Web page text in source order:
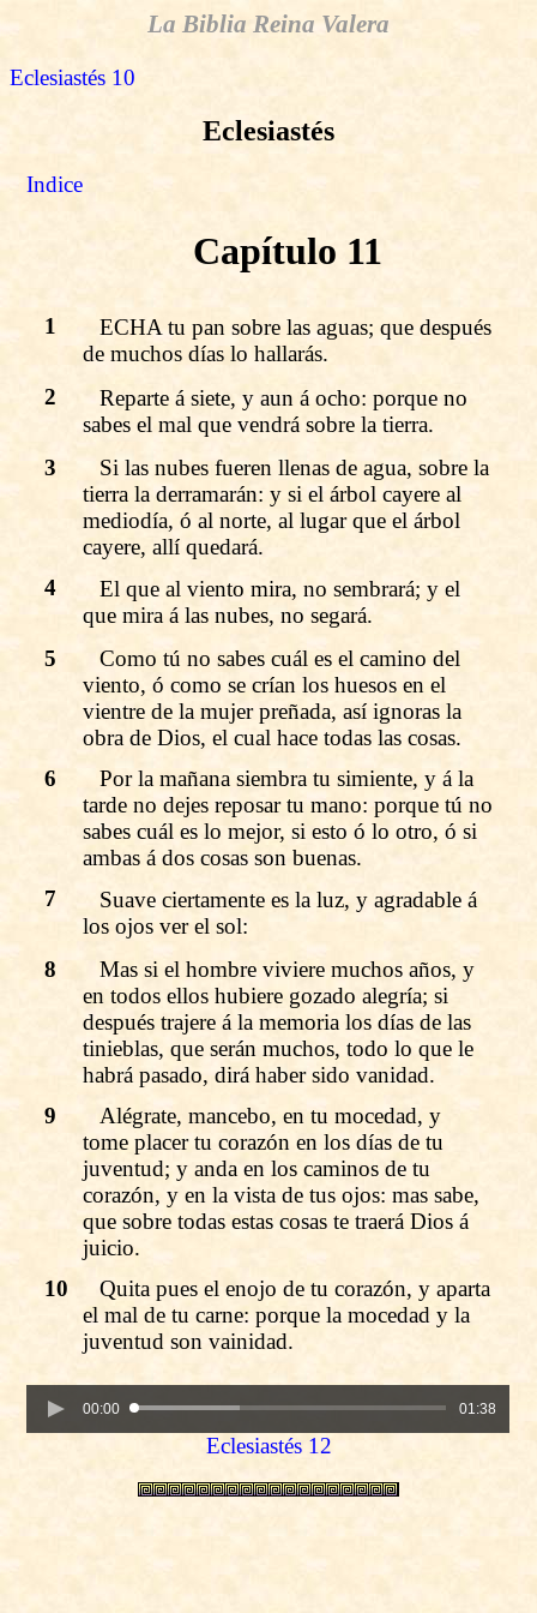
La Biblia Reina Valera
Eclesiastés 10
Eclesiastés
Indice
Capítulo 11
1
ECHA tu pan sobre las aguas; que después
de muchos días lo hallarás.
2
Reparte á siete, y aun á ocho: porque no
sabes el mal que vendrá sobre la tierra.
3
Si las nubes fueren llenas de agua, sobre la
tierra la derramarán: y si el árbol cayere al
mediodía, ó al norte, al lugar que el árbol
cayere, allí quedará.
4
El que al viento mira, no sembrará; y el
que mira á las nubes, no segará.
5
Como tú no sabes cuál es el camino del
viento, ó como se crían los huesos en el
vientre de la mujer preñada, así ignoras la
obra de Dios, el cual hace todas las cosas.
6
Por la mañana siembra tu simiente, y á la
tarde no dejes reposar tu mano: porque tú no
sabes cuál es lo mejor, si esto ó lo otro, ó si
ambas á dos cosas son buenas.
7
Suave ciertamente es la luz, y agradable á
los ojos ver el sol:
8
Mas si el hombre viviere muchos años, y
en todos ellos hubiere gozado alegría; si
después trajere á la memoria los días de las
tinieblas, que serán muchos, todo lo que le
habrá pasado, dirá haber sido vanidad.
9
Alégrate, mancebo, en tu mocedad, y
tome placer tu corazón en los días de tu
juventud; y anda en los caminos de tu
corazón, y en la vista de tus ojos: mas sabe,
que sobre todas estas cosas te traerá Dios á
juicio.
10
Quita pues el enojo de tu corazón, y aparta
el mal de tu carne: porque la mocedad y la
juventud son vainidad.
00:00 01:38
Eclesiastés 12